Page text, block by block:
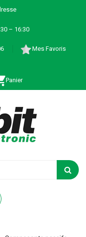
– 16:30
Mes Favoris
Panier